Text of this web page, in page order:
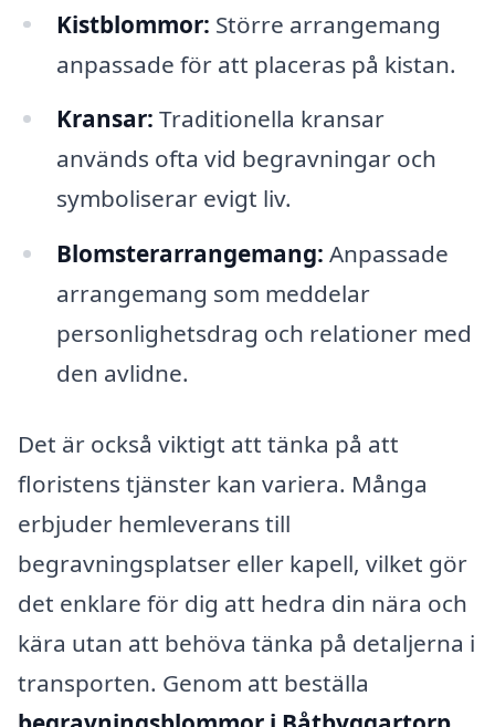
Kistblommor: Större arrangemang
anpassade för att placeras på kistan.
Kransar: Traditionella kransar
används ofta vid begravningar och
symboliserar evigt liv.
Blomsterarrangemang: Anpassade
arrangemang som meddelar
personlighetsdrag och relationer med
den avlidne.
Det är också viktigt att tänka på att
floristens tjänster kan variera. Många
erbjuder hemleverans till
begravningsplatser eller kapell, vilket gör
det enklare för dig att hedra din nära och
kära utan att behöva tänka på detaljerna i
transporten. Genom att beställa